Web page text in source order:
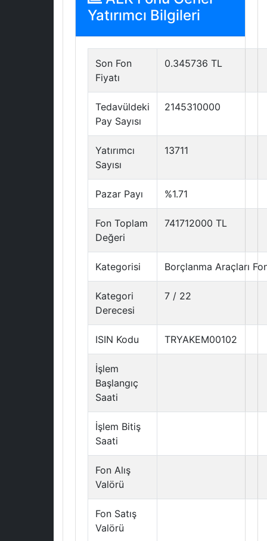
Yatırımcı Bilgileri
Son Fon
Fiyatı
0.345736 TL
Tedavüldeki
Pay Sayısı
2145310000
Yatırımcı
Sayısı
13711
Pazar Payı %1.71
Fon Toplam
Değeri
741712000 TL
Kategorisi Borçlanma Araçları
Kategori
Derecesi
7 / 22
ISIN Kodu TRYAKEM00102
İşlem
Başlangıç
Saati
İşlem Bitiş
Saati
Fon Alış
Valörü
Fon Satış
Valörü